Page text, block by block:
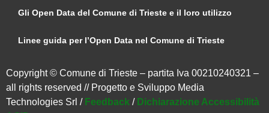
Gli Open Data del Comune di Trieste e il loro utilizzo
Linee guida per l’Open Data nel Comune di Trieste
Copyright © Comune di Trieste – partita Iva 00210240321 –
all rights reserved // Progetto e Sviluppo Media
Technologies Srl / Feedback / Dichiarazione Accessibilità